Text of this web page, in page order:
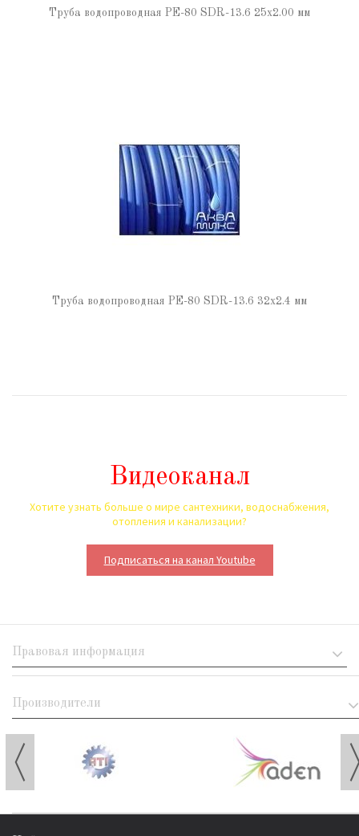
Труба водопроводная РЕ-80 SDR-13.6 25х2.00 мм
Труба водопроводная РЕ-80 SDR-13.6 32х2.4 мм
Видеоканал
Хотите узнать больше о мире сантехники, водоснабжения,
отопления и канализации?
Подписаться на канал Youtube
Правовая информация
Производители